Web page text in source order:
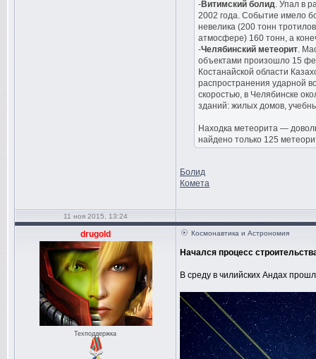
-Витимский болид. Упал в
2002 года. Событие имело
невелика (200 тонн
атмосфере) 160 тонн, а
-Челябинский метеорит.
объектами произошло 15
Костанайской области
распространения ударной
скоростью, в Челябинске
зданий: жилых домов,
Находка метеорита —
найдено только 125
Болид
Комета
11 ноя 2015, 13:24
drugold
Техподдержка
Космонавтика и Астрономия
Начался процесс
В среду в чилийских Андах